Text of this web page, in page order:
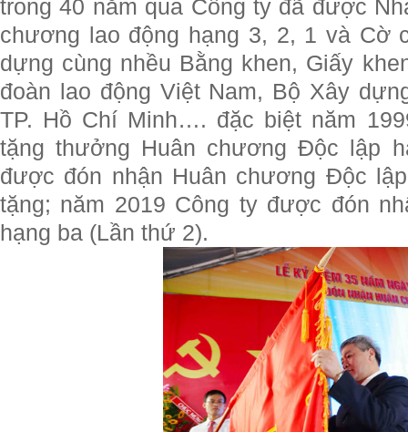
trong 40 năm qua Công ty đã được
chương lao động hạng 3, 2, 1 và Cờ
dựng cùng nhều Bằng khen, Giấy
đoàn lao động Việt Nam, Bộ Xây
TP. Hồ Chí Minh…. đặc biệt năm
tặng thưởng Huân chương Độc lập
được đón nhận Huân chương Độc
tặng; năm 2019 Công ty được đón
hạng ba (Lần thứ 2).